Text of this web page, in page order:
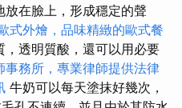
在臉上，形成穩定的聲
式外燴，品味精緻的歐式餐
透明質酸，還可以用必要
事務所，專業律師提供法律
牛奶可以每天塗抹好幾次，